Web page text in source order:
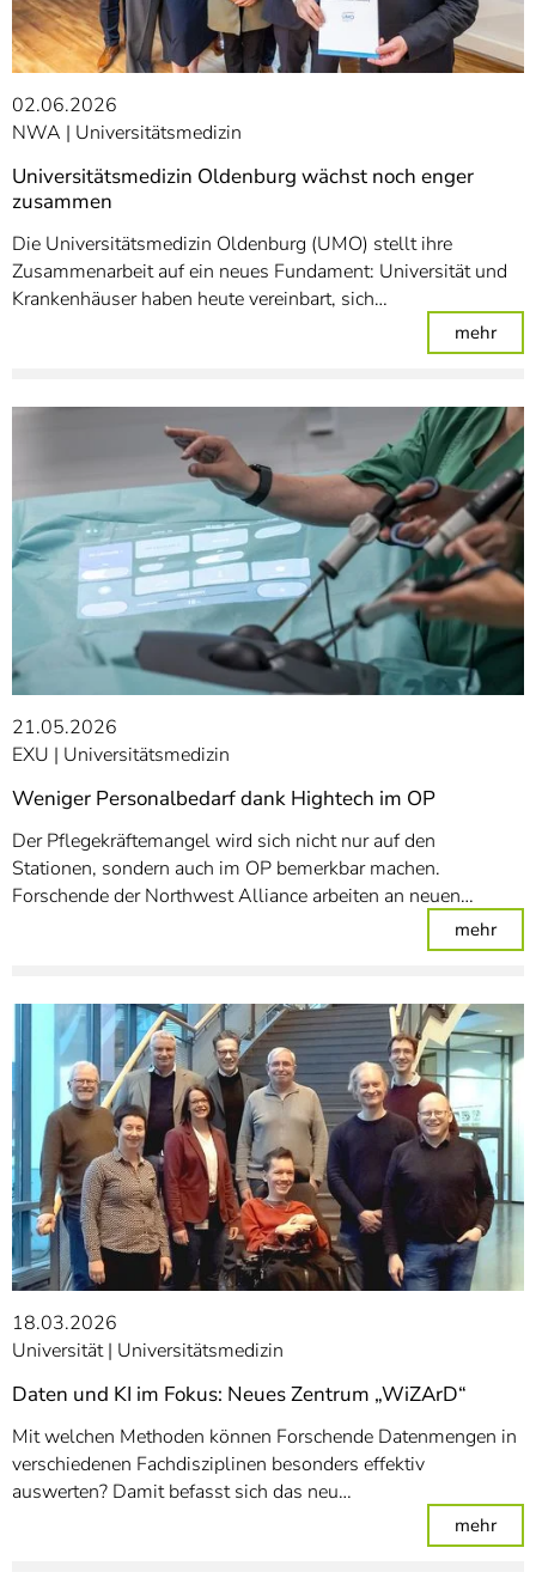
02.06.2026
NWA
Universitätsmedizin
Universitätsmedizin Oldenburg wächst noch enger
zusammen
Die Universitätsmedizin Oldenburg (UMO) stellt ihre
Zusammenarbeit auf ein neues Fundament: Universität und
Krankenhäuser haben heute vereinbart, sich…
mehr:
21.05.2026
EXU
Universitätsmedizin
Weniger Personalbedarf dank Hightech im OP
Der Pflegekräftemangel wird sich nicht nur auf den
Stationen, sondern auch im OP bemerkbar machen.
Forschende der Northwest Alliance arbeiten an neuen…
mehr:
18.03.2026
Universität Universitätsmedizin
Daten und KI im Fokus: Neues Zentrum „WiZArD“
Mit welchen Methoden können Forschende Datenmengen in
verschiedenen Fachdisziplinen besonders effektiv
auswerten? Damit befasst sich das neu…
mehr: